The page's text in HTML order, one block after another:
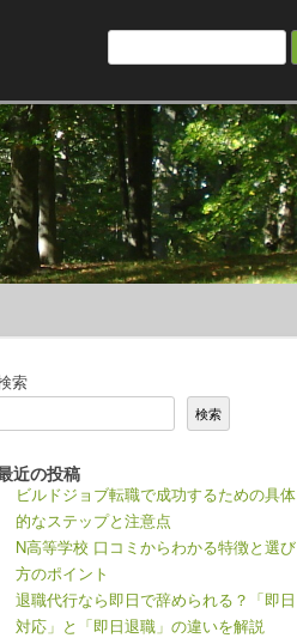
検
索
検索
近の投稿
ビルドジョブ転職で成功するための具体
的なステップと注意点
N高等学校 口コミからわかる特徴と選び
方のポイント
退職代行なら即日で辞められる？「即日
対応」と「即日退職」の違いを解説